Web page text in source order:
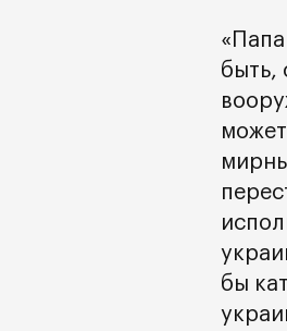
быть,
бы